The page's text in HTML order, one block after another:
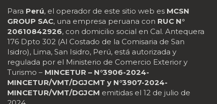
Para Perú, el operador de este sitio web es MCSN
GROUP SAC, una empresa peruana con RUC N°
20610842926, con domicilio social en Cal. Antequera
176 Dpto 302 (Al Costado de la Comisaria de San
Isidro), Lima, San Isidro, Perú, está autorizada y
regulada por el Ministerio de Comercio Exterior y
Turismo – MINCETUR – N°3906-2024-
MINCETUR/VMT/DGJCMT y N°3907-2024-
MINCETUR/VMT/DGJCM emitidas el 12 de julio de